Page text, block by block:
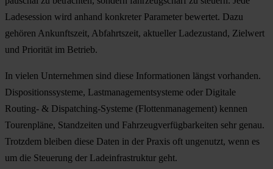
Ladesession wird anhand konkreter Parameter bewertet. Dazu
gehören Ankunftszeit, Abfahrtszeit, aktueller Ladezustand, Zielwert
und Priorität im Betrieb.
In vielen Unternehmen sind diese Informationen längst vorhanden.
Dispositionssysteme, Lastmanagementsysteme oder Digitale
Routing- & Dispatching-Systeme (Flottenmanagement) kennen
Tourenpläne, Standzeiten und Fahrzeugverfügbarkeiten sehr genau.
Trotzdem bleiben diese Daten in der Praxis oft ungenutzt, wenn es
um die Steuerung der Ladeinfrastruktur geht.